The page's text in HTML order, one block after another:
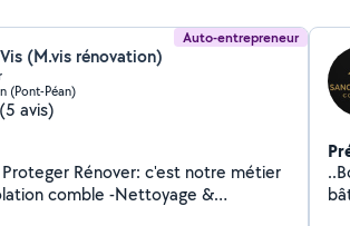
Auto-entrepreneur
(M.vis rénovation)
(Pont-Péan)
(5 avis)
Proteger Rénover: c'est notre métier
comble -Nettoyage &